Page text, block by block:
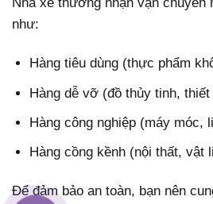
Nhà xe thường nhận vận chuyển
như:
Hàng tiêu dùng (thực phẩm
Hàng dễ vỡ (đồ thủy tinh,
Hàng công nghiệp (máy móc,
Hàng cồng kềnh (nội thất, vật
Để đảm bảo an toàn, bạn nên